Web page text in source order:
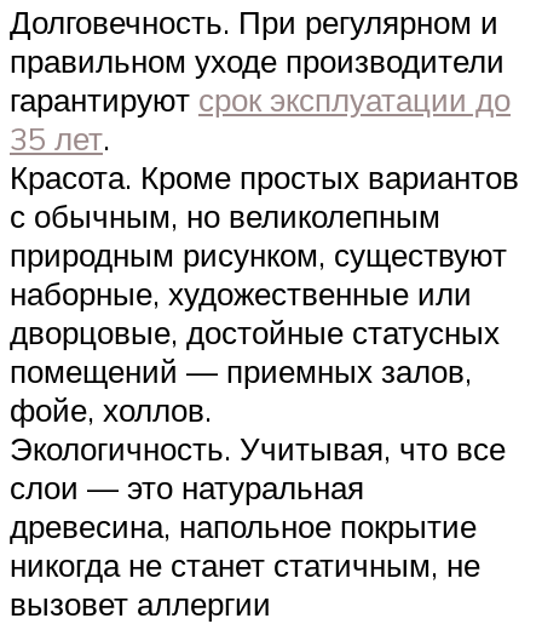
Долговечность. При регулярном и
правильном уходе производители
гарантируют срок эксплуатации до
35 лет.
Красота. Кроме простых вариантов
с обычным, но великолепным
природным рисунком, существуют
наборные, художественные или
дворцовые, достойные статусных
помещений — приемных залов,
фойе, холлов.
Экологичность. Учитывая, что все
слои — это натуральная
древесина, напольное покрытие
никогда не станет статичным, не
вызовет аллергии